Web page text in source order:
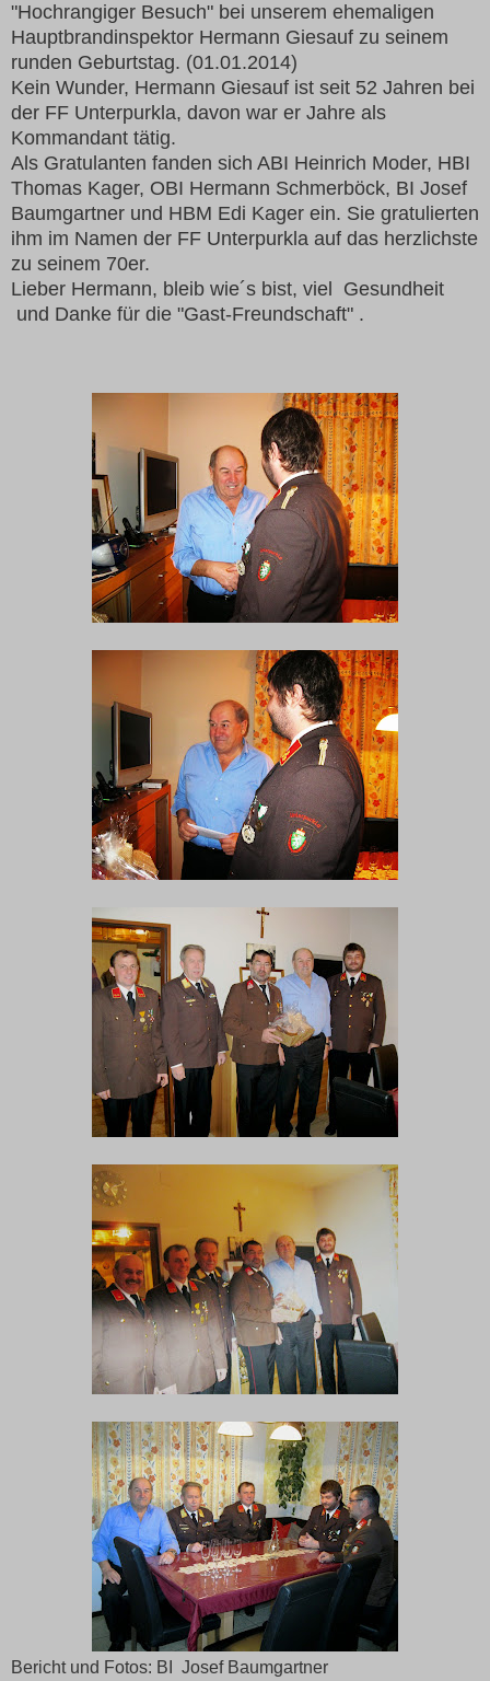
"Hochrangiger Besuch" bei unserem ehemaligen
Hauptbrandinspektor Hermann Giesauf zu seinem
runden Geburtstag. (01.01.2014)
Kein Wunder, Hermann Giesauf ist seit 52 Jahren bei
der FF Unterpurkla, davon war er Jahre als
Kommandant tätig.
Als Gratulanten fanden sich ABI Heinrich Moder, HBI
Thomas Kager, OBI Hermann Schmerböck, BI Josef
Baumgartner und HBM Edi Kager ein. Sie gratulierten
ihm im Namen der FF Unterpurkla auf das herzlichste
zu seinem 70er.
Lieber Hermann, bleib wie´s bist, viel Gesundheit
und Danke für die "Gast-Freundschaft" .
Bericht und Fotos: BI Josef Baumgartner